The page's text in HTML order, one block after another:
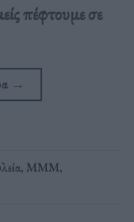
πέφτουμε σε
→
, ΜΜΜ,